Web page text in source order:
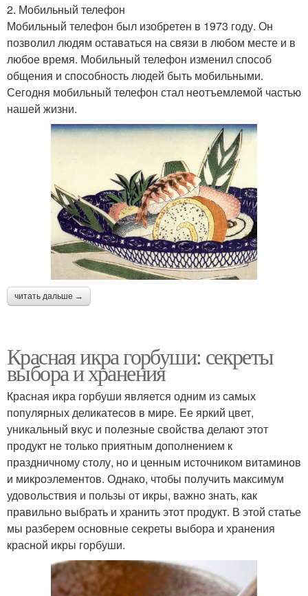
2. Мобильный телефон
Мобильный телефон был изобретен в 1973 году. Он
позволил людям оставаться на связи в любом месте и в
любое время. Мобильный телефон изменил способ
общения и способность людей быть мобильными.
Сегодня мобильный телефон стал неотъемлемой частью
нашей жизни.
читать дальше →
Красная икра горбуши: секреты
выбора и хранения
Красная икра горбуши является одним из самых
популярных деликатесов в мире. Ее яркий цвет,
уникальный вкус и полезные свойства делают этот
продукт не только приятным дополнением к
праздничному столу, но и ценным источником витаминов
и микроэлементов. Однако, чтобы получить максимум
удовольствия и пользы от икры, важно знать, как
правильно выбрать и хранить этот продукт. В этой статье
мы разберем основные секреты выбора и хранения
красной икры горбуши.